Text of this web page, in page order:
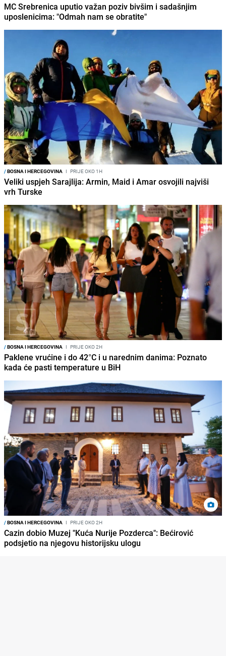
MC Srebrenica uputio važan poziv bivšim i sadašnjim
uposlenicima: "Odmah nam se obratite"
/BOSNA I HERCEGOVINA I PRIJE OKO 1H
Veliki uspjeh Sarajlija: Armin, Maid i Amar osvojili najviši
vrh Turske
/BOSNA I HERCEGOVINA I PRIJE OKO 2H
Paklene vrućine i do 42°C i u narednim danima: Poznato
kada će pasti temperature u BiH
/BOSNA I HERCEGOVINA I PRIJE OKO 2H
Cazin dobio Muzej "Kuća Nurije Pozderca": Bećirović
podsjetio na njegovu historijsku ulogu